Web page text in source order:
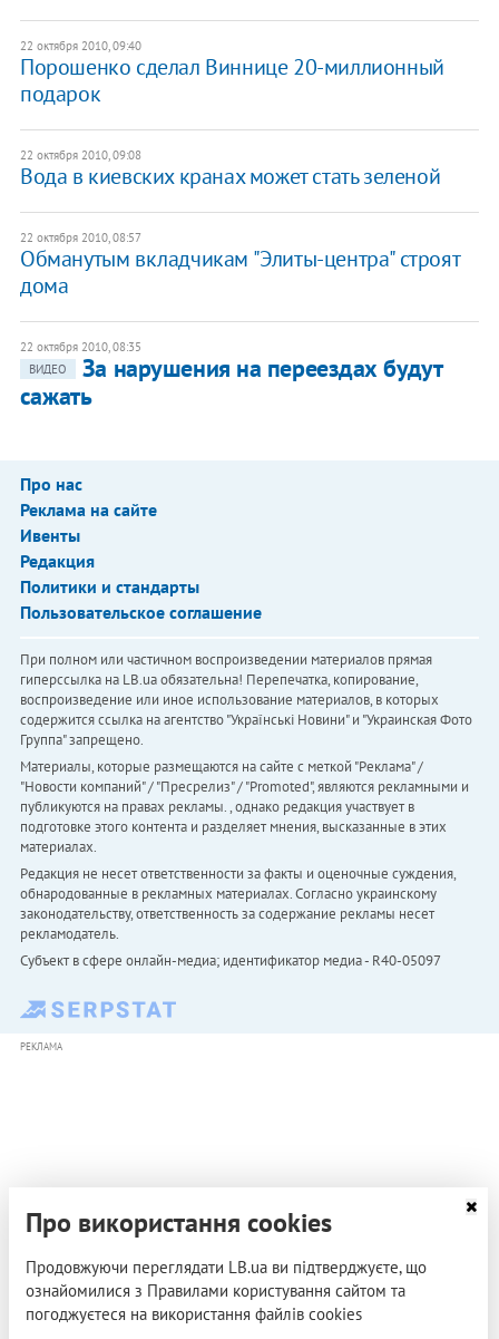
22 октября 2010, 09:40
Порошенко сделал Виннице 20-миллионный
подарок
22 октября 2010, 09:08
Вода в киевских кранах может стать зеленой
22 октября 2010, 08:57
Обманутым вкладчикам "Элиты-центра" строят
дома
22 октября 2010, 08:35
ВИДЕО
За нарушения на переездах будут
сажать
Про нас
Реклама на сайте
Ивенты
Редакция
Политики и стандарты
Пользовательское соглашение
При полном или частичном воспроизведении материалов прямая
гиперссылка на LB.ua обязательна! Перепечатка, копирование,
воспроизведение или иное использование материалов, в которых
содержится ссылка на агентство "Українськi Новини" и "Украинская Фото
Группа" запрещено.
Материалы, которые размещаются на сайте с меткой "Реклама" /
"Новости компаний" / "Пресрелиз" / "Promoted", являются рекламными и
публикуются на правах рекламы. , однако редакция участвует в
подготовке этого контента и разделяет мнения, высказанные в этих
материалах.
Редакция не несет ответственности за факты и оценочные суждения,
обнародованные в рекламных материалах. Согласно украинскому
законодательству, ответственность за содержание рекламы несет
рекламодатель.
Субъект в сфере онлайн-медиа; идентификатор медиа - R40-05097
РЕКЛАМА
Про використання cookies
Продовжуючи переглядати LB.ua ви підтверджуєте, що
ознайомилися з Правилами користування сайтом та
погоджуєтеся на використання файлів cookies